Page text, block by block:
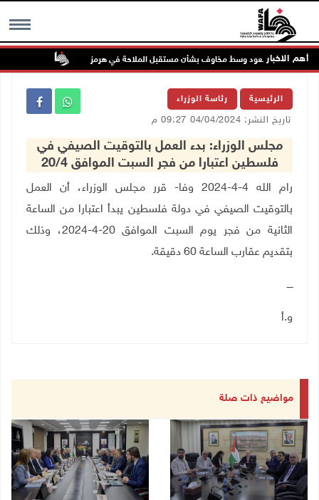
MENU أهم الاخبار
تواصل الصعود وسط مخاوف بشأن مستقبل الملاحة في هرمز
الرئيسية رئاسة الوزراء
تاريخ النشر: 04/04/2024 09:27 م
مجلس الوزراء: بدء العمل بالتوقيت الصيفي في
فلسطين اعتبارا من فجر السبت الموافق 20/4
رام الله 4-4-2024 وفا- قرر مجلس الوزراء، أن العمل
بالتوقيت الصيفي في دولة فلسطين يبدأ اعتبارا من الساعة
الثانية من فجر يوم السبت الموافق 20-4-2024، وذلك
بتقديم عقارب الساعة 60 دقيقة.
ــــ
و.أ
مواضيع ذات صلة